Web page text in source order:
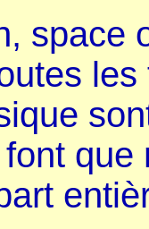
space